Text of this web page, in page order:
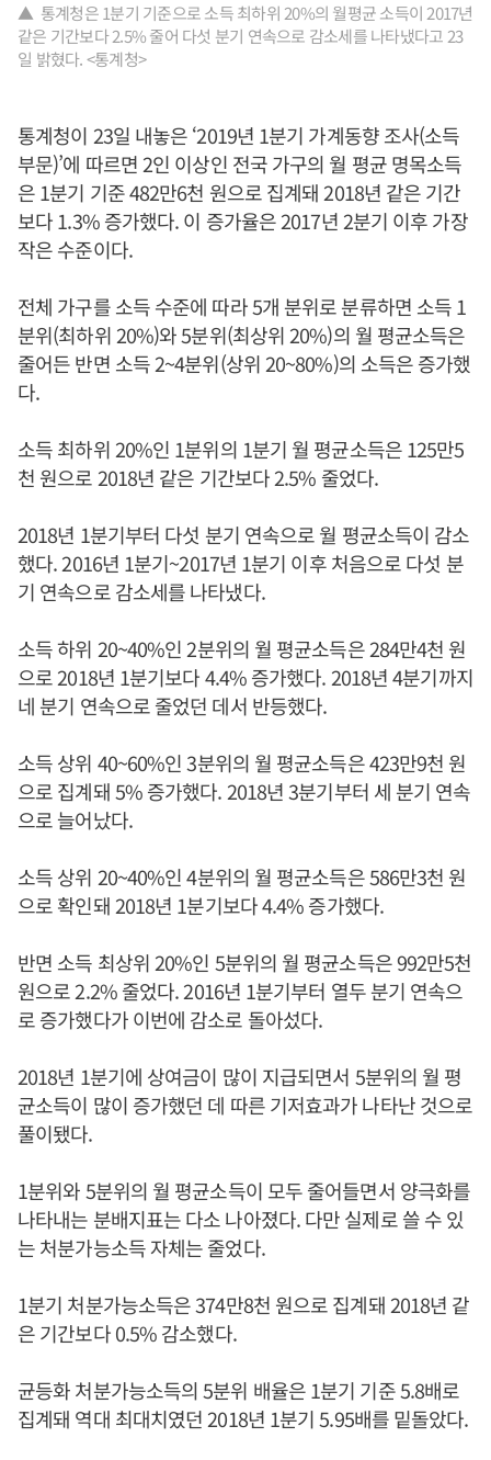
▲ 통계청은 1분기 기준으로 소득 최하위 20%의 월평균 소득이 2017년
같은 기간보다 2.5% 줄어 다섯 분기 연속으로 감소세를 나타냈다고 23
일 밝혔다. <통계청>
통계청이 23일 내놓은 ‘2019년 1분기 가계동향 조사(소득
부문)’에 따르면 2인 이상인 전국 가구의 월 평균 명목소득
은 1분기 기준 482만6천 원으로 집계돼 2018년 같은 기간
보다 1.3% 증가했다. 이 증가율은 2017년 2분기 이후 가장
작은 수준이다.
전체 가구를 소득 수준에 따라 5개 분위로 분류하면 소득 1
분위(최하위 20%)와 5분위(최상위 20%)의 월 평균소득은
줄어든 반면 소득 2~4분위(상위 20~80%)의 소득은 증가했
다.
소득 최하위 20%인 1분위의 1분기 월 평균소득은 125만5
천 원으로 2018년 같은 기간보다 2.5% 줄었다.
2018년 1분기부터 다섯 분기 연속으로 월 평균소득이 감소
했다. 2016년 1분기~2017년 1분기 이후 처음으로 다섯 분
기 연속으로 감소세를 나타냈다.
소득 하위 20~40%인 2분위의 월 평균소득은 284만4천 원
으로 2018년 1분기보다 4.4% 증가했다. 2018년 4분기까지
네 분기 연속으로 줄었던 데서 반등했다.
소득 상위 40~60%인 3분위의 월 평균소득은 423만9천 원
으로 집계돼 5% 증가했다. 2018년 3분기부터 세 분기 연속
으로 늘어났다.
소득 상위 20~40%인 4분위의 월 평균소득은 586만3천 원
으로 확인돼 2018년 1분기보다 4.4% 증가했다.
반면 소득 최상위 20%인 5분위의 월 평균소득은 992만5천
원으로 2.2% 줄었다. 2016년 1분기부터 열두 분기 연속으
로 증가했다가 이번에 감소로 돌아섰다.
2018년 1분기에 상여금이 많이 지급되면서 5분위의 월 평
균소득이 많이 증가했던 데 따른 기저효과가 나타난 것으로
풀이됐다.
1분위와 5분위의 월 평균소득이 모두 줄어들면서 양극화를
나타내는 분배지표는 다소 나아졌다. 다만 실제로 쓸 수 있
는 처분가능소득 자체는 줄었다.
1분기 처분가능소득은 374만8천 원으로 집계돼 2018년 같
은 기간보다 0.5% 감소했다.
균등화 처분가능소득의 5분위 배율은 1분기 기준 5.8배로
집계돼 역대 최대치였던 2018년 1분기 5.95배를 밑돌았다.